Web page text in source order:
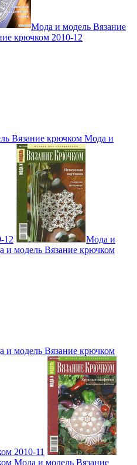
Мода и модель Вязание
крючком 2010-12
Вязание крючком Мода и
12
Мода и
и модель Вязание крючком
и модель Вязание крючком
2010-11
Мода и модель Вязание